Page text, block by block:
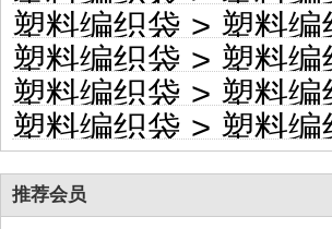
塑料编织袋>塑料编
塑料编织袋>塑料编
塑料编织袋>塑料编
塑料编织袋>塑料编
推荐会员